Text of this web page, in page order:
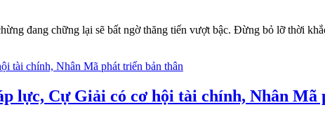
đang chững lại sẽ bất ngờ thăng tiến vượt bậc. Đừng bỏ lỡ thời
lực, Cự Giải có cơ hội tài chính, Nhân